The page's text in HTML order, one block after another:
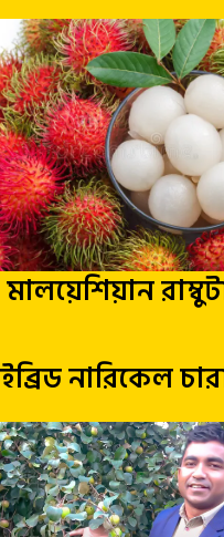
মালয়েশিয়ান
নারিকেল